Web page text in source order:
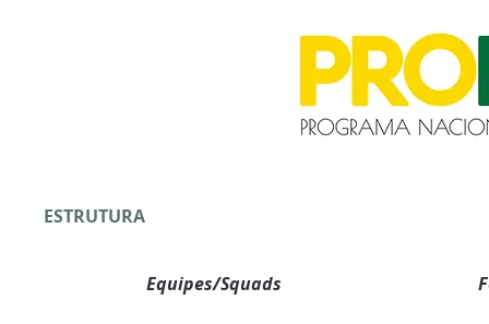
ESTRUTURA
Equipes/Squads